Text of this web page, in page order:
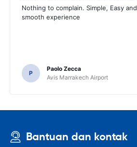
Nothing to complain. Simple, Easy and
smooth experience
P
Paolo Zecca
Avis Marrakech Airport
Bantuan dan kontak